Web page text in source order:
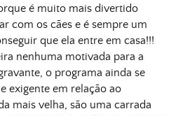
é muito mais divertido
com os cães e é sempre um
que ela entre em casa!!!
nenhuma motivada para a
o programa ainda se
exigente em relação ao
mais velha, são uma carrada